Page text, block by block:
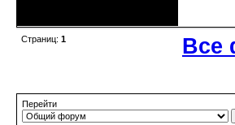
Страниц: 1 Все
Перейти